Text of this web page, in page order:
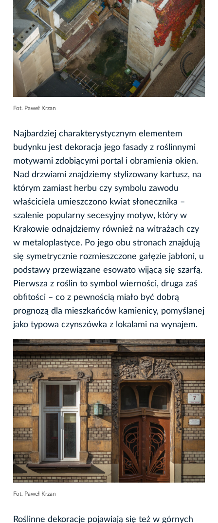
Fot. Paweł Krzan
Najbardziej charakterystycznym elementem
budynku jest dekoracja jego fasady z roślinnymi
motywami zdobiącymi portal i obramienia okien.
Nad drzwiami znajdziemy stylizowany kartusz, na
którym zamiast herbu czy symbolu zawodu
właściciela umieszczono kwiat słonecznika –
szalenie popularny secesyjny motyw, który w
Krakowie odnajdziemy również na witrażach czy
w metaloplastyce. Po jego obu stronach znajdują
się symetrycznie rozmieszczone gałęzie jabłoni, u
podstawy przewiązane esowato wijącą się szarfą.
Pierwsza z roślin to symbol wierności, druga zaś
obfitości – co z pewnością miało być dobrą
prognozą dla mieszkańców kamienicy, pomyślanej
jako typowa czynszówka z lokalami na wynajem.
Fot. Paweł Krzan
Roślinne dekoracje pojawiają się też w górnych